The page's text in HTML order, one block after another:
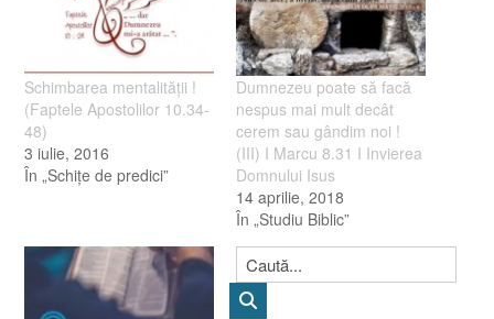
Schimbarea mentalităţii !
(Faptele Apostolilor 10.34-
48)
3 iulie, 2016
În „Schiţe de predici”
Dumnezeu poate să facă
nespus mai mult decât
cerem sau gândim noi !
(III) I Marcu 8.31 I Invierea
Domnului Isus
14 aprilie, 2018
În „Studiu Biblic”